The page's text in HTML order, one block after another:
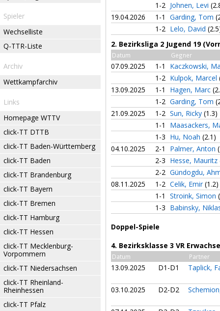
Spieler
Wechselliste
Q-TTR-Liste
Archiv
Wettkampfarchiv
Links
Homepage WTTV
click-TT DTTB
click-TT Baden-Württemberg
click-TT Baden
click-TT Brandenburg
click-TT Bayern
click-TT Bremen
click-TT Hamburg
click-TT Hessen
click-TT Mecklenburg-
Vorpommern
click-TT Niedersachsen
click-TT Rheinland-
Rheinhessen
click-TT Pfalz
1-2 Johnen, Levi
19.04.2026
1-1 Garding, Tom
1-2 Lelo, David
2. Bezirksliga 2 Jugend 19
Datum Gegner
07.09.2025 1-1
Kaczkowski,
1-2 Kulpok, Marcel
13.09.2025
1-1 Hagen, Marc
1-2 Garding, Tom
21.09.2025
1-2 Sun, Ricky (1.3)
1-1
Maasackers,
1-3 Hu, Noah (2.1)
04.10.2025
2-1 Palmer, Anton
2-3 Hesse, Mauritz
2-2 Gündogdu,
08.11.2025
1-2 Celik, Emir (1.2)
1-1
Stroink, Simon
1-3 Babinsky,
Doppel-Spiele
4. Bezirksklasse 3 VR
Datum Partner
13.09.2025 D1-D1 Taplick,
03.10.2025 D2-D2